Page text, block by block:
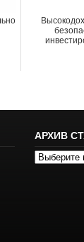
АРХИВ
Архив